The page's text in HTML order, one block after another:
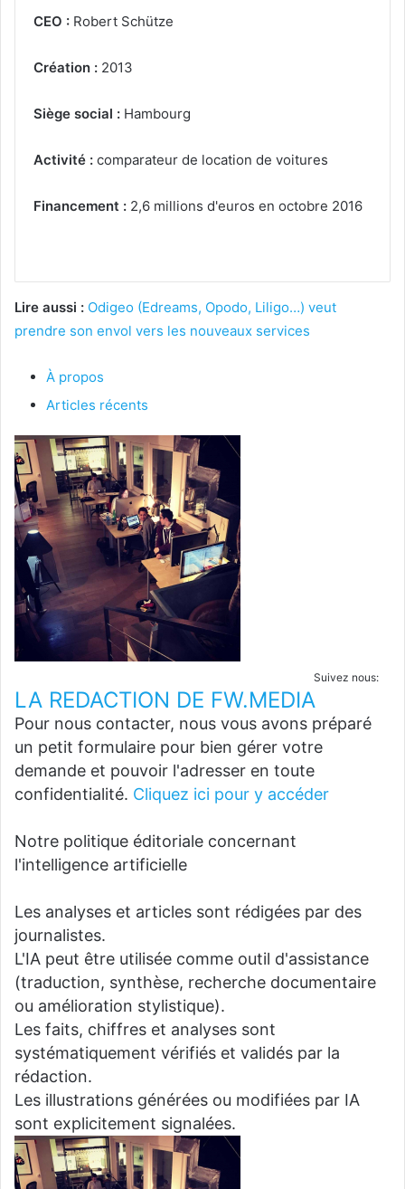
CEO : Robert Schütze
Création : 2013
Siège social : Hambourg
Activité : comparateur de location de voitures
Financement : 2,6 millions d'euros en octobre 2016
Lire aussi : Odigeo (Edreams, Opodo, Liligo…) veut
prendre son envol vers les nouveaux services
À propos
Articles récents
Suivez nous:
LA REDACTION DE FW.MEDIA
Pour nous contacter, nous vous avons préparé
un petit formulaire pour bien gérer votre
demande et pouvoir l'adresser en toute
confidentialité. Cliquez ici pour y accéder
Notre politique éditoriale concernant
l'intelligence artificielle
Les analyses et articles sont rédigées par des
journalistes.
L'IA peut être utilisée comme outil d'assistance
(traduction, synthèse, recherche documentaire
ou amélioration stylistique).
Les faits, chiffres et analyses sont
systématiquement vérifiés et validés par la
rédaction.
Les illustrations générées ou modifiées par IA
sont explicitement signalées.